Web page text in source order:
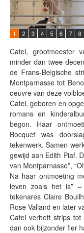
1 2 3 4 5 6 7 8
Catel, grootmeester
minder dan twee
de Frans-Belgische
Montparnasse tot
oeuvre van deze
Catel, geboren en
romans en
begon. Haar
Bocquet was
tekenwerk. Samen
gewijd aan Edith Piaf.
van Montparnasse”,
Na haar ontmoeting
leven zoals het is”
tekenares Claire
Rose Valland en later
Catel verheft strips tot
dan ook bijzonder fier